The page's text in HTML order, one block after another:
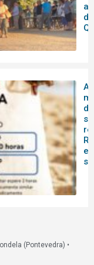
de
A
(Pontevedra) •